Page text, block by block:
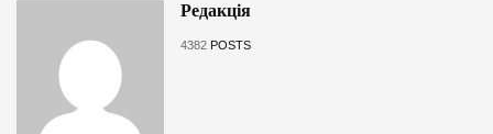
Редакція
4382 POSTS